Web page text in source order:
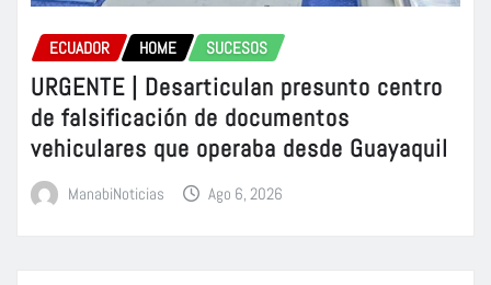
ECUADOR HOME SUCESOS
URGENTE | Desarticulan presunto centro
de falsificación de documentos
vehiculares que operaba desde Guayaquil
ManabiNoticias Ago 6, 2026